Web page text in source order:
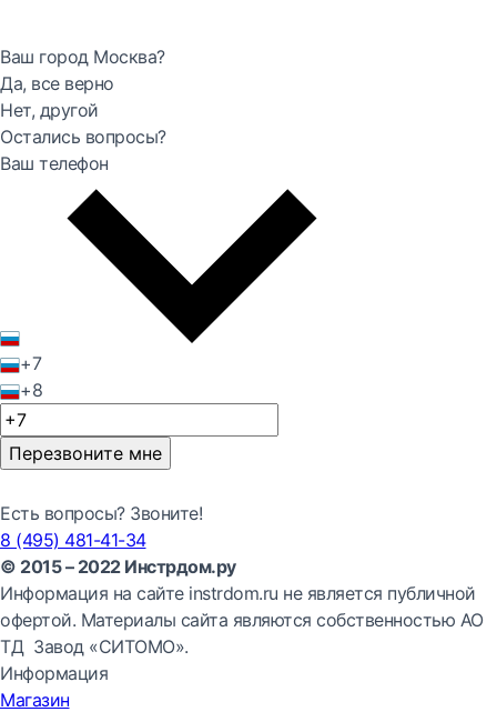
Ваш город Москва?
Да, все верно
Нет, другой
Остались вопросы?
Ваш телефон
+7
+8
Перезвоните мне
Есть вопросы? Звоните!
8 (495) 481-41-34
© 2015 – 2022 Инстрдом.ру
Информация на сайте instrdom.ru не является публичной
офертой. Материалы сайта являются собственностью АО
ТД Завод «СИТОМО».
Информация
Магазин